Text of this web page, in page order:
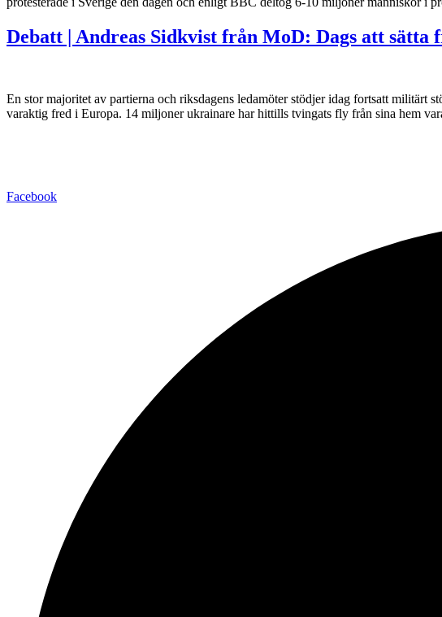
Debatt | Andreas Sidkvist från MoD: Dags att
En stor majoritet av partierna och riksdagens ledamöter stödjer idag fortsatt
varaktig fred i Europa. 14 miljoner ukrainare har hittills tvingats fly från sina hem
Facebook